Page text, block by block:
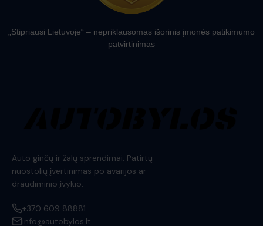
„Stipriausi Lietuvoje“ – nepriklausomas išorinis įmonės patikimumo
patvirtinimas
Auto ginčų ir žalų sprendimai. Patirtų
nuostolių įvertinimas po avarijos ar
draudiminio įvykio.
+370 609 88881
info@autobylos.lt